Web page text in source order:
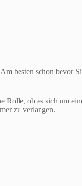
besten schon bevor
Rolle, ob es sich um
zu verlangen.